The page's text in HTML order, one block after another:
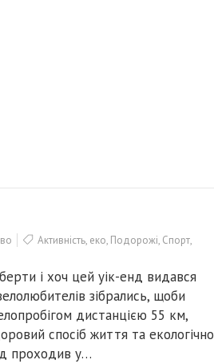
Активність, еко, Подорожі, Спорт,
і хоч цей уік-енд видався
зібрались, щоби
дистанцією 55 км,
спосіб життя та екологічно
проходив у…